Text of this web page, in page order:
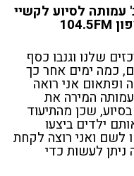
עמותה לסיוע לקשיי
יום, שוחח עם ליאת רון ברדיו צפון 104.5FM
שלנו וגנבו כסף
כמה ימים אחר כך
ופתאום אני רואה
המירה את
שכן מהתיעוד
ילדים ביצעו
לשם ואני רוצה לקחת
לעשות כדי